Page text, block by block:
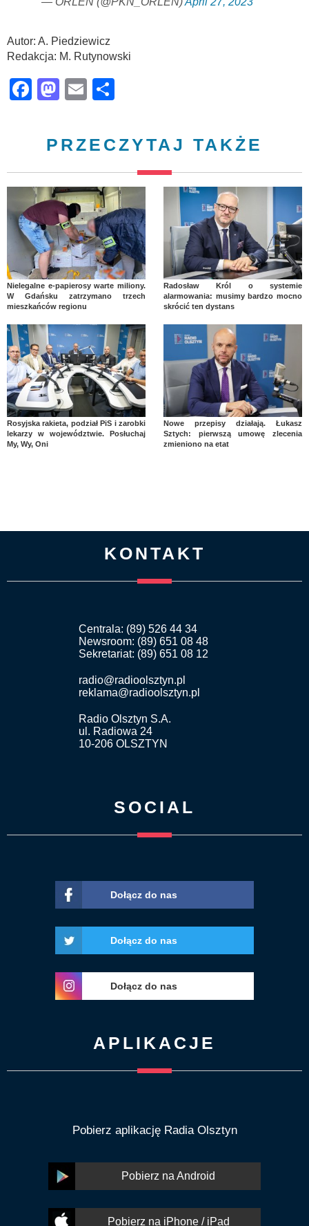
Autor: A. Piedziewicz
Redakcja: M. Rutynowski
Facebook
Mastodon
Email
PRZECZYTAJ TAKŻE
Nielegalne e-papierosy warte miliony.
W Gdańsku zatrzymano trzech
mieszkańców regionu
Radosław Król o systemie
alarmowania: musimy bardzo mocno
skrócić ten dystans
Rosyjska rakieta, podział PiS i zarobki
lekarzy w województwie. Posłuchaj
My, Wy, Oni
Nowe przepisy działają. Łukasz
Sztych: pierwszą umowę zlecenia
zmieniono na etat
KONTAKT
Centrala: (89) 526 44 34
Newsroom: (89) 651 08 48
Sekretariat: (89) 651 08 12
radio@radioolsztyn.pl
reklama@radioolsztyn.pl
Radio Olsztyn S.A.
ul. Radiowa 24
10-206 OLSZTYN
SOCIAL
Dołącz do nas
Dołącz do nas
Dołącz do nas
APLIKACJE
Pobierz aplikację Radia Olsztyn
Pobierz na Android
Pobierz na iPhone / iPad